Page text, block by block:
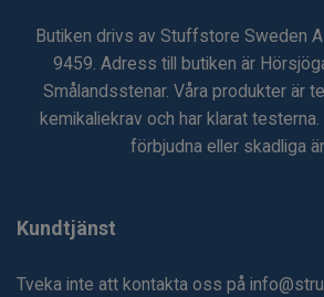
Butiken drivs av Stuffstore Sweden
9459. Adress till butiken är
Smålandsstenar. Våra produkter är
kemikaliekrav och har klarat
förbjudna eller skadliga
Kundtjänst
Tveka inte att kontakta oss på